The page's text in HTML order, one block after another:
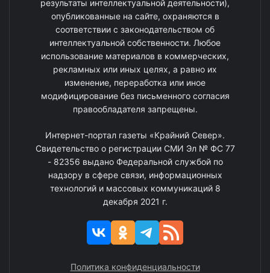
результаты интеллектуальной деятельности),
опубликованные на сайте, охраняются в
соответствии с законодательством об
интеллектуальной собственности. Любое
использование материалов в коммерческих,
рекламных или иных целях, а равно их
изменение, переработка или иное
модифицирование без письменного согласия
правообладателя запрещены.
Интернет-портал газеты «Крайний Север».
Свидетельство о регистрации СМИ Эл № ФС 77
- 82356 выдано Федеральной службой по
надзору в сфере связи, информационных
технологий и массовых коммуникаций 8
декабря 2021 г.
Политика конфиденциальности